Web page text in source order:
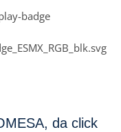
da click